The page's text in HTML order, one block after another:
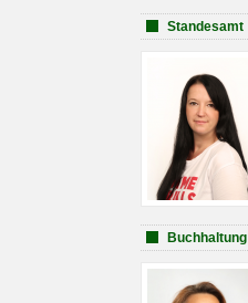
Standesamt
Buchhaltung